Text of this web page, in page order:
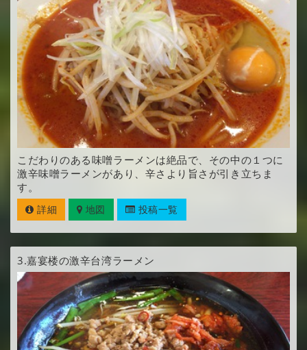
こだわりのある味噌ラーメンは絶品で、その中の１つに
激辛味噌ラーメンがあり、辛さより旨さが引き立ちま
す。
詳細 地図 投稿一覧
3.嘉宴楼の激辛台湾ラーメン